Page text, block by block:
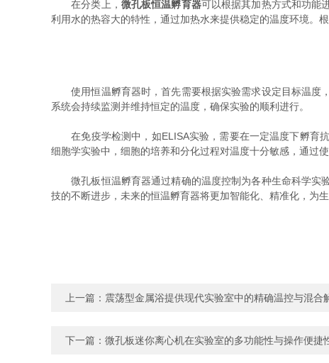
在分类上， 微孔板恒温孵育器可以根据其加热方式和功能
利用水的热容大的特性，通过加热水来提供稳定的温度环境。
使用恒温孵育器时，首先需要根据实验需求设定目标温度，
系统会持续监测并维持恒定的温度，确保实验的顺利进行。
在免疫学检测中，如ELISA实验，需要在一定温度下孵育抗
细胞学实验中，细胞的培养和分化过程对温度十分敏感，通过
微孔板恒温孵育器通过精确的温度控制为各种生命科学实
技的不断进步，未来的恒温孵育器将更加智能化、精准化，为
上一篇： 震荡型金属浴提供现代实验室中的精确温控与混合
下一篇： 微孔板迷你离心机在实验室的多功能性与操作便捷